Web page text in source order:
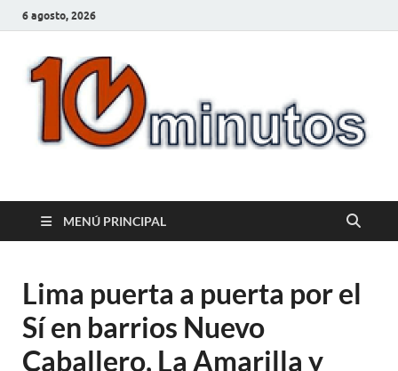
6 agosto, 2026
10minutos.com.uy
MENÚ PRINCIPAL
Lima puerta a puerta por el
Sí en barrios Nuevo
Caballero, La Amarilla y